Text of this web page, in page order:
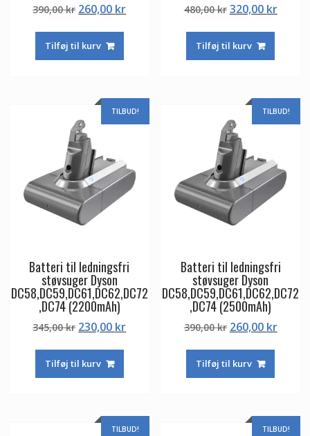
390,00kr Den
pris
var:
260,00 krDen
Tilføj til kurv
480,00kr Den
pris
var:
320,00 krDen
Tilføj til kurv
TILBUD!
Batteri til ledningsfri
støvsuger Dyson
DC58,DC59,DC61,DC62,DC72
,DC74 (2200mAh)
345,00kr Den
pris
var:
230,00 krDen
Tilføj til kurv
TILBUD!
Batteri til ledningsfri
støvsuger Dyson
DC58,DC59,DC61,DC62,DC72
,DC74 (2500mAh)
390,00kr Den
pris
var:
260,00 krDen
Tilføj til kurv
TILBUD! TILBUD!